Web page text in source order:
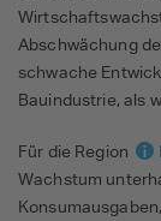
Abschwächung
schwache
Bauindustrie, als
Für die Region
Wachstum